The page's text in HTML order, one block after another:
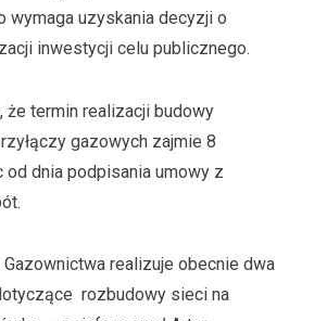
wymaga uzyskania decyzji o
inwestycji celu publicznego.
że termin realizacji budowy
gazowych zajmie 8
dnia podpisania umowy z
Gazownictwa realizuje obecnie dwa
rozbudowy sieci na